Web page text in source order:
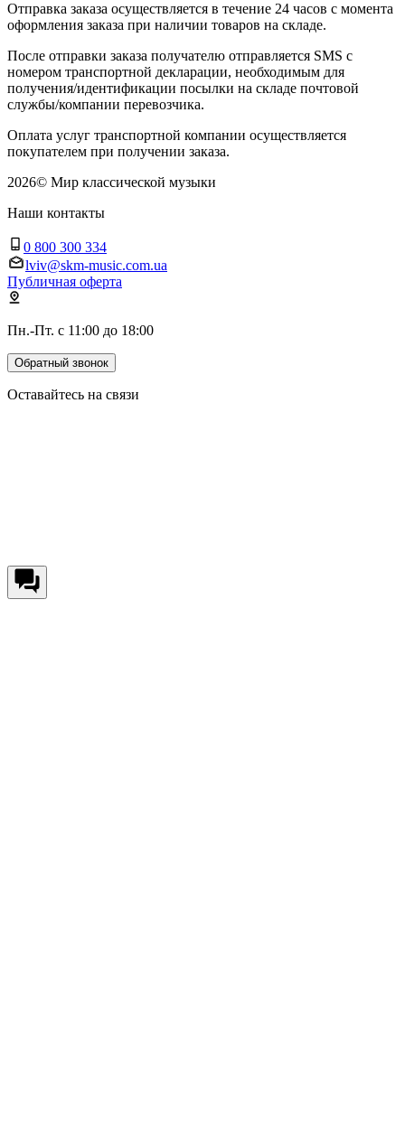
Отправка заказа осуществляется в течение 24 часов с момента
оформления заказа при наличии товаров на складе.
После отправки заказа получателю отправляется SMS с
номером транспортной декларации, необходимым для
получения/идентификации посылки на складе почтовой
службы/компании перевозчика.
Оплата услуг транспортной компании осуществляется
покупателем при получении заказа.
2026© Мир классической музыки
Наши контакты
0 800 300 334
lviv@skm-music.com.ua
Публичная оферта
Пн.-Пт. с 11:00 до 18:00
Обратный звонок
Оставайтесь на связи